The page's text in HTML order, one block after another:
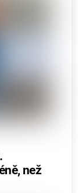
než